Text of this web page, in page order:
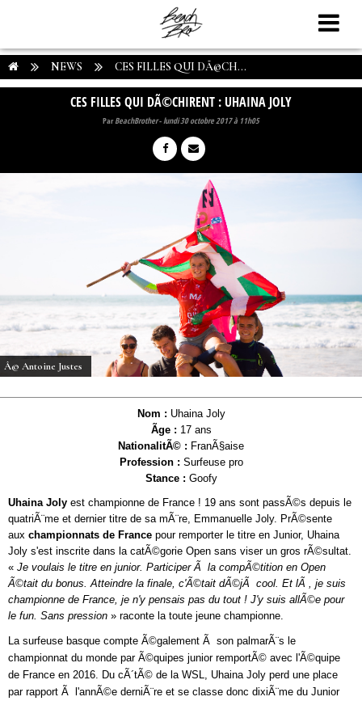
NEWS CES FILLES QUI DÃ©CH...
CES FILLES QUI DÃ©CHIRENT : UHAINA JOLY
ParBeachBrother-lundi 30 octobre 2017 à 11h05
Â© Antoine Justes
Nom : Uhaina Joly
Ãge : 17 ans
NationalitÃ© : FranÃ§aise
Profession : Surfeuse pro
Stance : Goofy
Uhaina Joly est championne de France ! 19 ans sont passÃ©s depuis le
quatriÃ¨me et dernier titre de sa mÃ¨re, Emmanuelle Joly. PrÃ©sente
aux championnats de France pour remporter le titre en Junior, Uhaina
Joly s'est inscrite dans la catÃ©gorie Open sans viser un gros rÃ©sultat.
« Je voulais le titre en junior. Participer Ã la compÃ©tition en Open
Ã©tait du bonus. Atteindre la finale, c'Ã©tait dÃ©jÃ cool. Et lÃ , je suis
championne de France, je n'y pensais pas du tout ! J'y suis allÃ©e pour
le fun. Sans pression » raconte la toute jeune championne.
La surfeuse basque compte Ã©galement Ã son palmarÃ¨s le
championnat du monde par Ã©quipes junior remportÃ© avec l'Ã©quipe
de France en 2016. Du cÃ´tÃ© de la WSL, Uhaina Joly perd une place
par rapport Ã l'annÃ©e derniÃ¨re et se classe donc dixiÃ¨me du Junior